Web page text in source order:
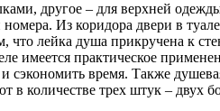
другое – для верхней
Из коридора двери в
что лейка душа прикручена к
имеется практическое
сэкономить время. Также
в количестве трех штук – двух